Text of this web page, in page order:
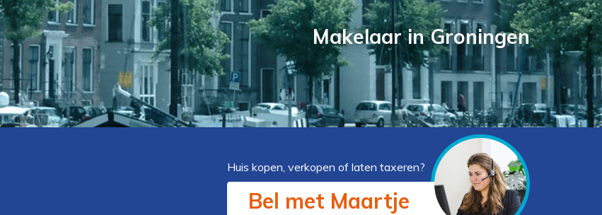
Makelaar in Groningen
Huis kopen, verkopen of laten taxeren?
Bel met Maartje